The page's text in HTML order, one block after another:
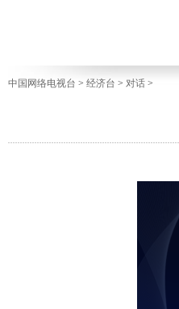
中国网络电视台 > 经济台 > 对话 >